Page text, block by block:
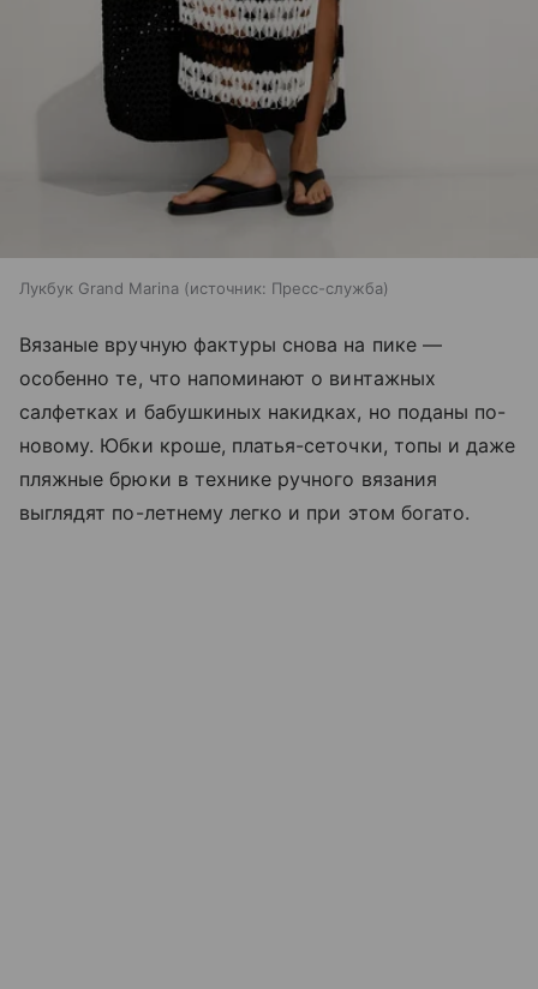
Лукбук Grand Marina источник: Пресс-служба
Вязаные вручную фактуры снова на пике —
особенно те, что напоминают о винтажных
салфетках и бабушкиных накидках, но поданы по-
новому. Юбки кроше, платья-сеточки, топы и даже
пляжные брюки в технике ручного вязания
выглядят по-летнему легко и при этом богато.